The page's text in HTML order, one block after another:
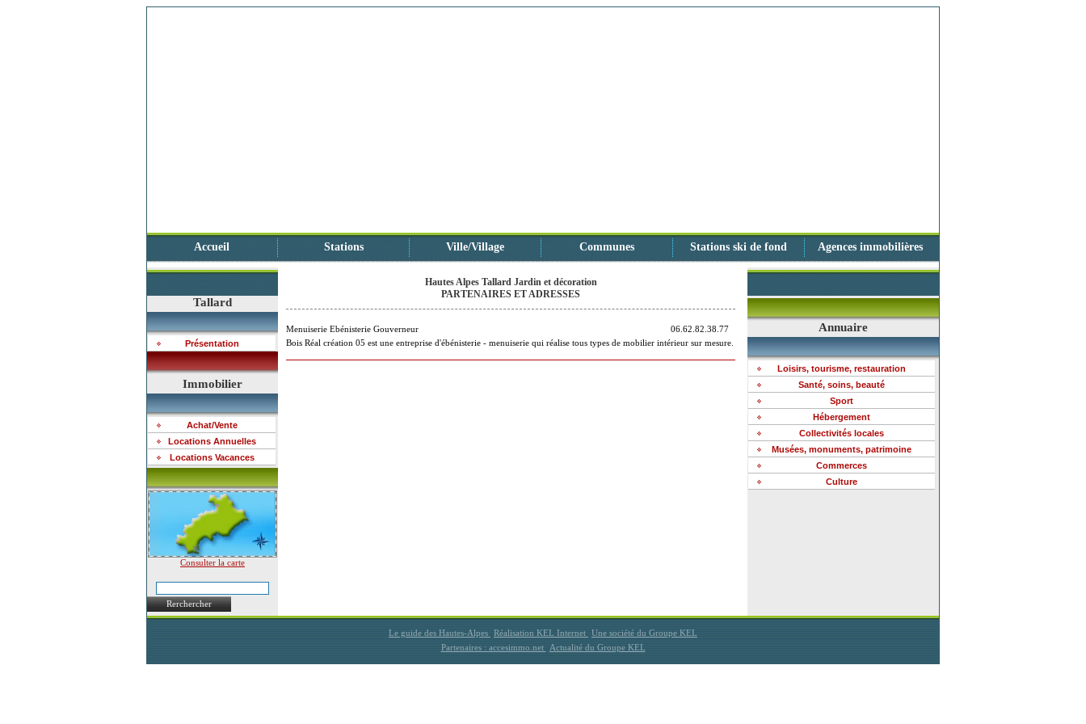
Accueil Stations Ville/Village Communes Stations ski de fond Agences immobilières
Tallard
Présentation
Immobilier
Achat/Vente
Locations Annuelles
Locations Vacances
Consulter la carte
Rerchercher
Hautes Alpes Tallard Jardin et décoration
PARTENAIRES ET ADRESSES
06.62.82.38.77
Menuiserie Ebénisterie Gouverneur
Bois Réal création 05 est une entreprise d'ébénisterie - menuiserie qui réalise tous types de mobilier intérieur sur mesure.
Annuaire
Loisirs, tourisme, restauration
Santé, soins, beauté
Sport
Hébergement
Collectivités locales
Musées, monuments, patrimoine
Commerces
Culture
Le guide des Hautes-Alpes Réalisation KEL Internet Une société du Groupe KEL
Partenaires : accesimmo.net
Actualité du Groupe KEL